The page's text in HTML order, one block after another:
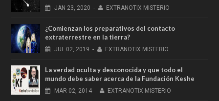
JAN 23, 2020 - EXTRANOTIX MISTERIO
¿Comienzan los preparativos del contacto
extraterrestre en la tierra?
JUL 02, 2019 - EXTRANOTIX MISTERIO
La verdad oculta y desconocida y que todo el
mundo debe saber acerca de la Fundación Keshe
MAR 02, 2014 - EXTRANOTIX MISTERIO